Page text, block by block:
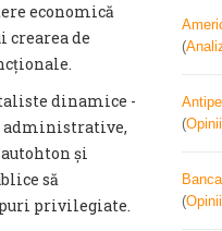
economică
crearea de
dinamice -
administrative,
și
să
privilegiate.
(
(Opinii
(Opinii